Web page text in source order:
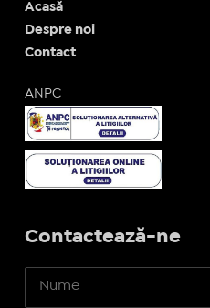
Acasă
Despre noi
Contact
ANPC
Contactează-ne